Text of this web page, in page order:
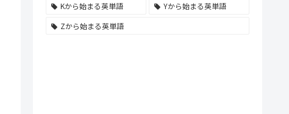
Kから始まる英単語
Yから始まる英単語
Zから始まる英単語